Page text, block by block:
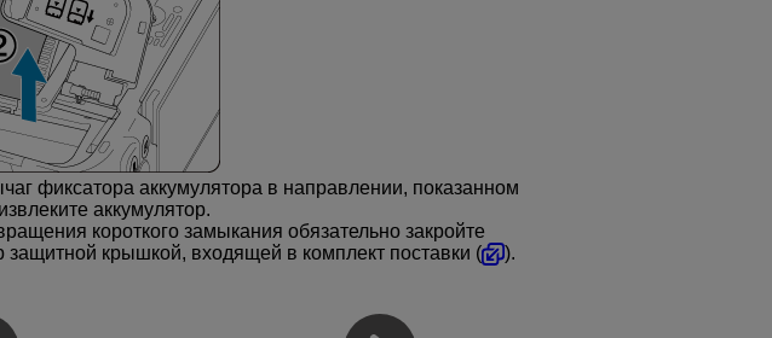
фиксатора аккумулятора в направлении, показанном
аккумулятор.
короткого замыкания обязательно закройте
защитной крышкой, входящей в комплект поставки (
).